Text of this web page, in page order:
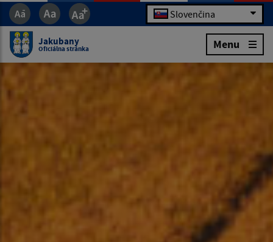
Slovenčina
Jakubany
Oficiálna stránka Menu